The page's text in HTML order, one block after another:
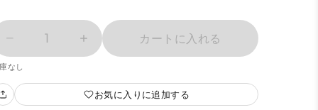
1 カートに入れる
なし
お気に入りに追加する